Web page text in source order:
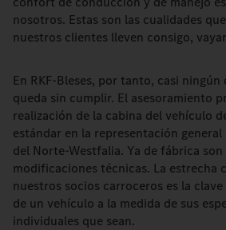
nosotros. Estas son las cualidades
nuestros clientes lleven consigo,
En RKF-Bleses, por tanto, casi
queda sin cumplir. El asesoramiento
realización de la cabina del vehículo
estándar en la representación general
del Norte-Westfalia. Ya de fábrica
modificaciones técnicas. La estrecha
nuestros socios carroceros es la
de un vehículo a la medida de sus
individuales que sean.